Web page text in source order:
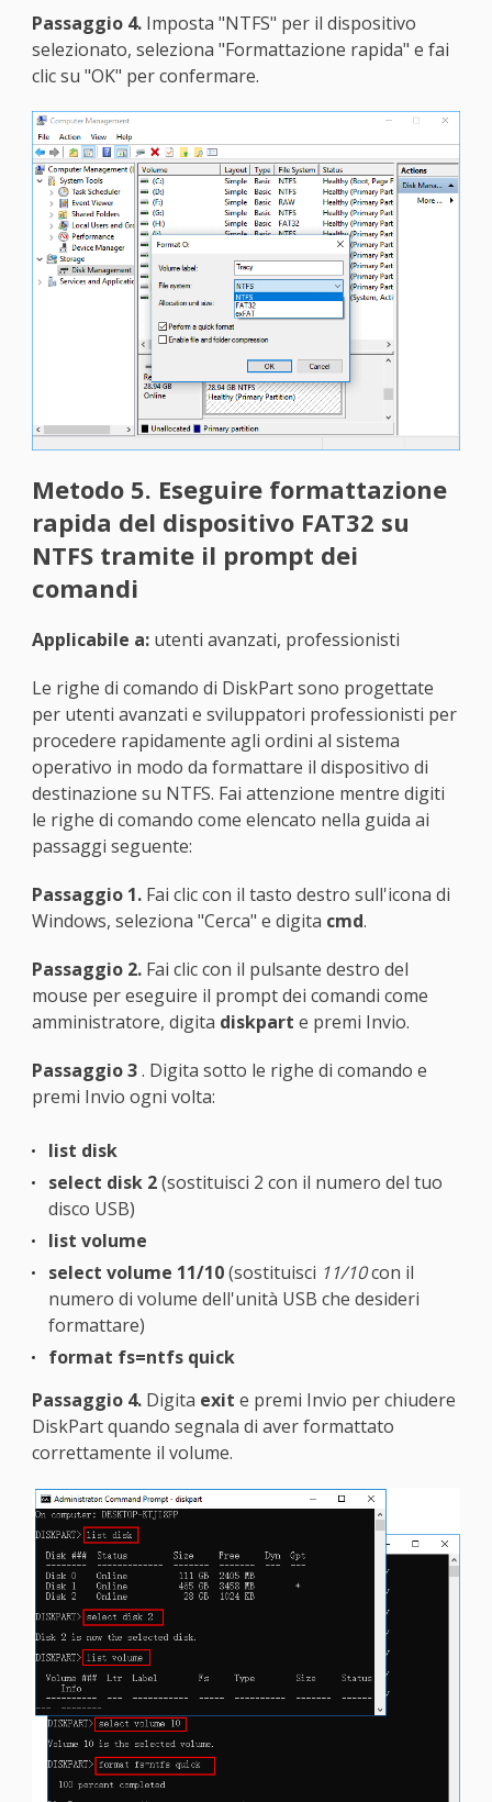
Passaggio 4.Imposta "NTFS" per il dispositivo
selezionato, seleziona "Formattazione rapida" e fai
clic su "OK" per confermare.
Metodo 5. Eseguire formattazione
rapida del dispositivo FAT32 su
NTFS tramite il prompt dei
comandi
Applicabile a:utenti avanzati, professionisti
Le righe di comando di DiskPart sono progettate
per utenti avanzati e sviluppatori professionisti per
procedere rapidamente agli ordini al sistema
operativo in modo da formattare il dispositivo di
destinazione su NTFS. Fai attenzione mentre digiti
le righe di comando come elencato nella guida ai
passaggi seguente:
Passaggio 1.Fai clic con il tasto destro sull'icona di
Windows, seleziona "Cerca" e digita cmd.
Passaggio 2.Fai clic con il pulsante destro del
mouse per eseguire il prompt dei comandi come
amministratore, digita diskpart e premi Invio.
Passaggio 3. Digita sotto le righe di comando e
premi Invio ogni volta:
list disk
select disk 2(sostituisci 2 con il numero del tuo
disco USB)
list volume
select volume 11/10(sostituisci 11/10con il
numero di volume dell'unità USB che desideri
formattare)
format fs=ntfs quick
Passaggio 4.Digita exit e premi Invio per chiudere
DiskPart quando segnala di aver formattato
correttamente il volume.